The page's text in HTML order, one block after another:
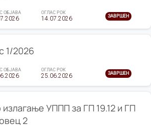
ОБЈАВА ОГЛАС РОК
14.07.2026 ЗАВРШЕН
1/2026
ОБЈАВА ОГЛАС РОК
25.06.2026 ЗАВРШЕН
излагање УППП за ГП 19.12 и ГП
2